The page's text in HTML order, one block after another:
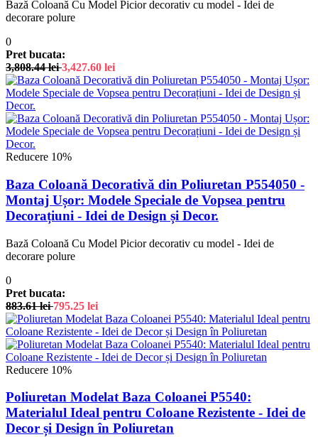
Bază Coloană Cu Model Picior decorativ cu model - Idei de
decorare polure
0
Pret bucata:
3,808.44lei 3,427.60 lei
Reducere 10%
Baza Coloană Decorativă din Poliuretan P554050 -
Montaj Ușor: Modele Speciale de Vopsea pentru
Decorațiuni - Idei de Design și Decor.
Bază Coloană Cu Model Picior decorativ cu model - Idei de
decorare polure
0
Pret bucata:
883.61lei 795.25 lei
Reducere 10%
Poliuretan Modelat Baza Coloanei P5540:
Materialul Ideal pentru Coloane Rezistente - Idei de
Decor și Design în Poliuretan